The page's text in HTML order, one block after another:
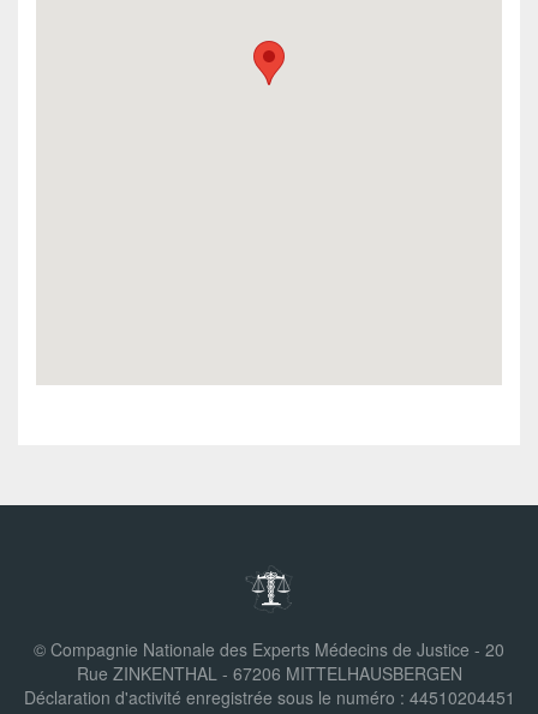
© Compagnie Nationale des Experts Médecins de Justice - 20
Rue ZINKENTHAL - 67206 MITTELHAUSBERGEN
Déclaration d'activité enregistrée sous le numéro : 44510204451